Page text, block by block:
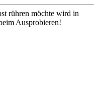
rühren möchte wird in
Ausprobieren!